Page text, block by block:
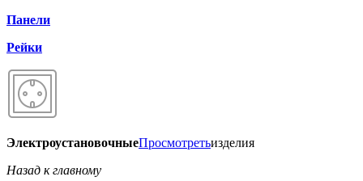
Панели
Рейки
ЭлектроустановочныеПросмотретьизделия
Назад к главному